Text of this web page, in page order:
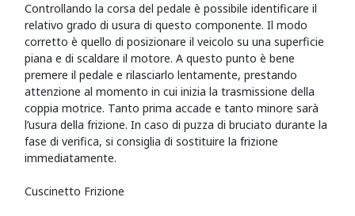
Controllando la corsa del pedale è possibile identificare il
relativo grado di usura di questo componente. Il modo
corretto è quello di posizionare il veicolo su una superficie
piana e di scaldare il motore. A questo punto è bene
premere il pedale e rilasciarlo lentamente, prestando
attenzione al momento in cui inizia la trasmissione della
coppia motrice. Tanto prima accade e tanto minore sarà
l’usura della frizione. In caso di puzza di bruciato durante la
fase di verifica, si consiglia di sostituire la frizione
immediatamente.
Cuscinetto Frizione